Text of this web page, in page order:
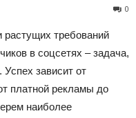
0
растущих требований
в соцсетях – задача,
зависит от
платной рекламы до
наиболее